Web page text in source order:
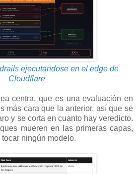
ejecutandose en el edge de
Cloudflare
centra, que es una evaluación en
más cara que la anterior, así que se
y se corta en cuanto hay veredicto.
mueren en las primeras capas,
ningún modelo.